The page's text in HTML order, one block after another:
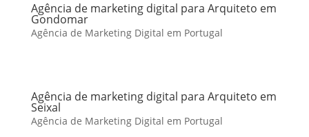
Agência de marketing digital para Arquiteto em
Gondomar
Agência de Marketing Digital em Portugal
Agência de marketing digital para Arquiteto em
Seixal
Agência de Marketing Digital em Portugal